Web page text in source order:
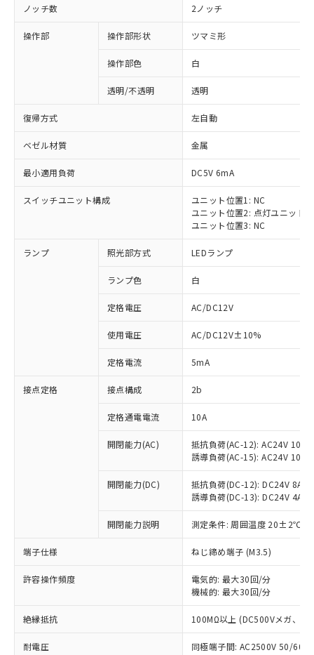
ノッチ数 2ノッチ
操作部 操作部形状 ツマミ形
操作部色 白
透明/不透明 透明
復帰方式 左自動
ベゼル材質 金属
最小適用負荷 DC5V 6mA
スイッチユニット構成
ユニット位置1: NC
ユニット位置2: 点灯ユニット
ユニット位置3: NC
ランプ 照光部方式 LEDランプ
ランプ色 白
定格電圧 AC/DC12V
使用電圧 AC/DC12V±10%
定格電流 5mA
接点定格 接点構成 2b
定格通電電流 10A
開閉能力(AC)
抵抗負荷(AC-12): AC24V 10A/
誘導負荷(AC-15): AC24V
開閉能力(DC)
抵抗負荷(DC-12): DC24V 8A/
誘導負荷(DC-13): DC24V 4A/
開閉能力説明 測定条件: 周囲温度 20±2℃、
端子仕様 ねじ締め端子 (M3.5)
許容操作頻度
電気的: 最大30回/分
機械的: 最大30回/分
絶縁抵抗 100MΩ以上 (DC500Vメガ、点
耐電圧
同極端子間: AC2500V 50/
ご利用条件
以下の条件をお読みいただき、同意のうえ
本サービスは、当社制御機器事業取扱
商品の当社在庫状況および標準価格
(税抜)を提供させていただくもので
当社制御機器事業取扱商品の中には、
本サービスの対象外となる商品もある
ことをご了承ください。
在庫状況および標準価格照会結果は、
記載している更新日時点での社内デー
タに基づき作成されるものであり、閲
覧された時点での実際の在庫および標
準価格とは異なる場合があることをご
対応済み：EU RoHS指令（10物質）の
非含有に対応した製品が提供可能な商品で
対応予定：EU RoHS指令（10物質）の非含
有に対応した製品に切り替える予定のある
対応予定なし：EU RoHS指令（10物質）の
非含有に非対応の商品で、対応品を出す予
調査・確認中：EU RoHS指令（10物質）の
非含有の対応状況を調査中または確認中の
非該当品：ライセンス料など無形物で、有
害物質有無と関係のない商品です。
仕入先様の事情により、非含有部品として
いたものが、含有品と判明した場合などや
むを得ず変更することがあります。
*EU RoHS指令（10物質）：
鉛(Pb) 1000ppm以下、 水銀(Hg) 1000ppm以下、 カド
六価クロム(Cr(Ⅵ)) 1000ppm以下、ポリ臭化ビフェニル
※1 中国RoHS○×表
「○」：最大均質材料含有率が中国RoHSの
基準値以下であることを示します。
「×」：最大均質材料含有率が中国RoHSの
基準値を超えていることを示します。
「－」：未確認です。当社販売部門へお問
*中国RoHS10物質の基準値 (GB/T26572)：
当社は、これら貴社製品のうち、外国
為替および外国貿易法に定める商品
（以下｢規制貨物等」という）を輸出
または国外への提供する場合は、日本
国政府の輸出許可(または役務取引許
可)を取得するなどの必要な手続きを